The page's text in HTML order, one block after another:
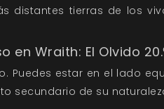
distantes tierras de los
en Wraith: El Olvido
Puedes estar en el lado
secundario de su